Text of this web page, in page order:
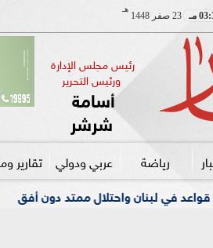
مـ 23 صفر 1448
هـ
رئيس مجلس الإدارة
ورئيس التحرير
أسامة
شرشر
رياضة عربي ودولي تقارير
وزارة ممتد دون أفق